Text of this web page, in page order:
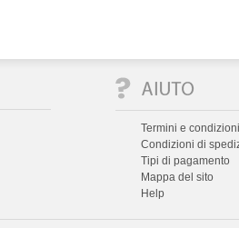
Termini e
Condizioni di
Tipi di pagamento
Mappa del sito
Help